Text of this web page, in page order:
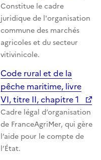
Constitue le cadre
juridique de l'organisation
commune des marchés
agricoles et du secteur
vitivinicole.
Code rural et de la
pêche maritime, livre
VI, titre II, chapitre 1
Cadre légal d’organisation
de FranceAgriMer, qui gère
l’aide pour le compte de
l’État.